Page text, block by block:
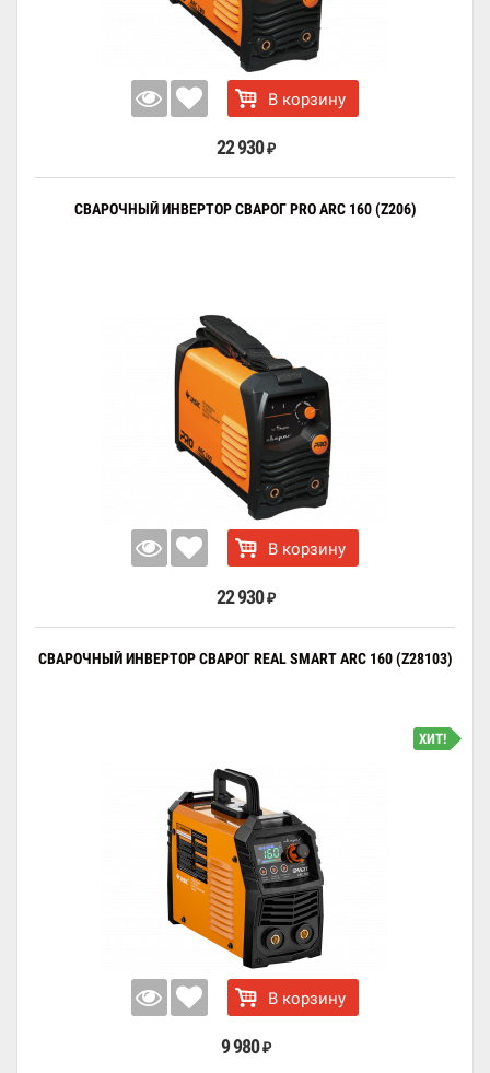
В корзину
22 930 ₽
СВАРОЧНЫЙ ИНВЕРТОР СВАРОГ PRO ARC 160 (Z206)
В корзину
22 930 ₽
СВАРОЧНЫЙ ИНВЕРТОР СВАРОГ REAL SMART ARC 160 (Z28103)
ХИТ!
В корзину
9 980 ₽